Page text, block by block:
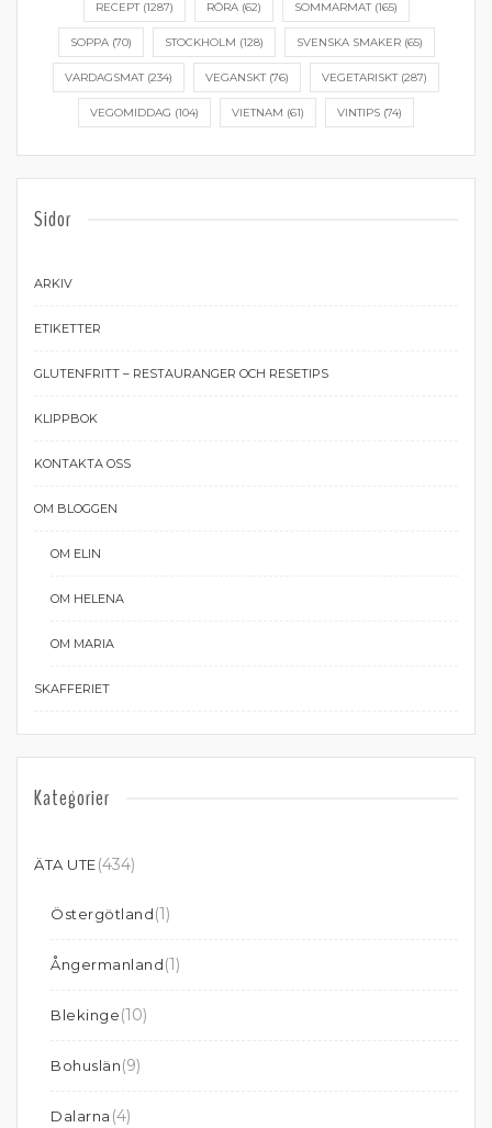
RECEPT(1287) RÖRA(62) SOMMARMAT(165)
SOPPA(70) STOCKHOLM (128) SVENSKA SMAKER(65)
VARDAGSMAT(234) VEGANSKT(76) VEGETARISKT(287)
VEGOMIDDAG (104) VIETNAM (61) VINTIPS (74)
Sidor
ARKIV
ETIKETTER
GLUTENFRITT – RESTAURANGER OCH RESETIPS
KLIPPBOK
KONTAKTA OSS
OM BLOGGEN
OM ELIN
OM HELENA
OM MARIA
SKAFFERIET
Kategorier
ÄTA UTE(434)
Östergötland(1)
Ångermanland(1)
Blekinge(10)
Bohuslän(9)
Dalarna (4)